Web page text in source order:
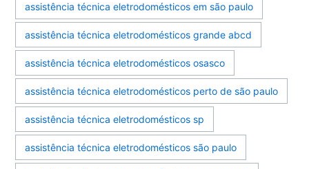
assistência técnica eletrodomésticos em são paulo
assistência técnica eletrodomésticos grande abcd
assistência técnica eletrodomésticos osasco
assistência técnica eletrodomésticos perto de são paulo
assistência técnica eletrodomésticos sp
assistência técnica eletrodomésticos são paulo